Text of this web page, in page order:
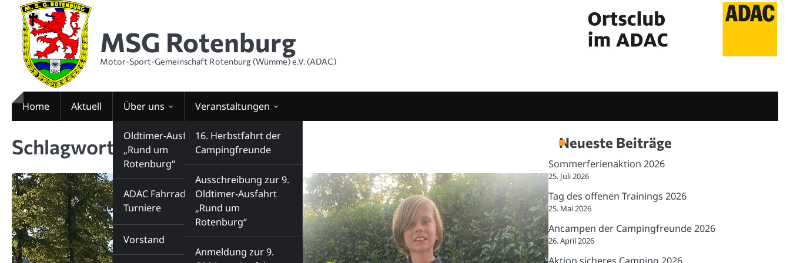
content
MSG Rotenburg
Motor-Sport-Gemeinschaft Rotenburg (Wümme) e.V. (ADAC)
Home Aktuell Über uns
MSG
Oldtimer-Ausfahrt
„Rund um
Rotenburg“
ADAC Fahrrad-
Turniere
Sport- und
Jugendgruppe
Campingfreunde
Vorstand
Veranstaltungen
16. Herbstfahrt der
Campingfreunde
9. Oldtimer-Ausfahrt
„Rund um
Rotenburg“
Ausschreibung zur 9.
Oldtimer-Ausfahrt
„Rund um
Rotenburg“
Anmeldung zur 9.
Schlagwort: endlauf Neueste Beiträge
Sommerferienaktion 2026
25. Juli 2026
Tag des offenen Trainings 2026
25. Mai 2026
Ancampen der Campingfreunde 2026
26. April 2026